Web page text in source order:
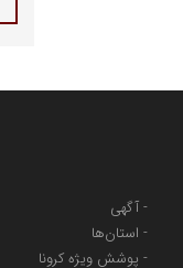
- آگهی
- استان‌ها
- پوشش ویژه کرونا